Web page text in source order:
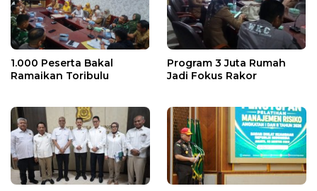
1.000 Peserta Bakal
Ramaikan Toribulu
Program 3 Juta Rumah
Jadi Fokus Rakor